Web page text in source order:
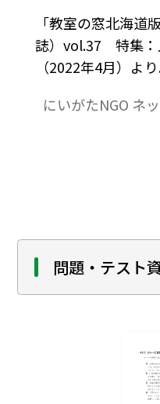
「教室の窓北海
誌）vol.37 特集：
（2022年4月）よ
の中にある偏見・
に向けて考える」
めぐる社会の動き
社会のなかにある
にいがたNGO ネ
問題・テスト